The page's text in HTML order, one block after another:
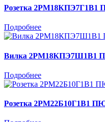
Розетка 2РМ18КПЭ7Г1В1
Подробнее
Вилка 2РМ18КПЭ7Ш1В1
Подробнее
Розетка 2РМ22Б10Г1В1